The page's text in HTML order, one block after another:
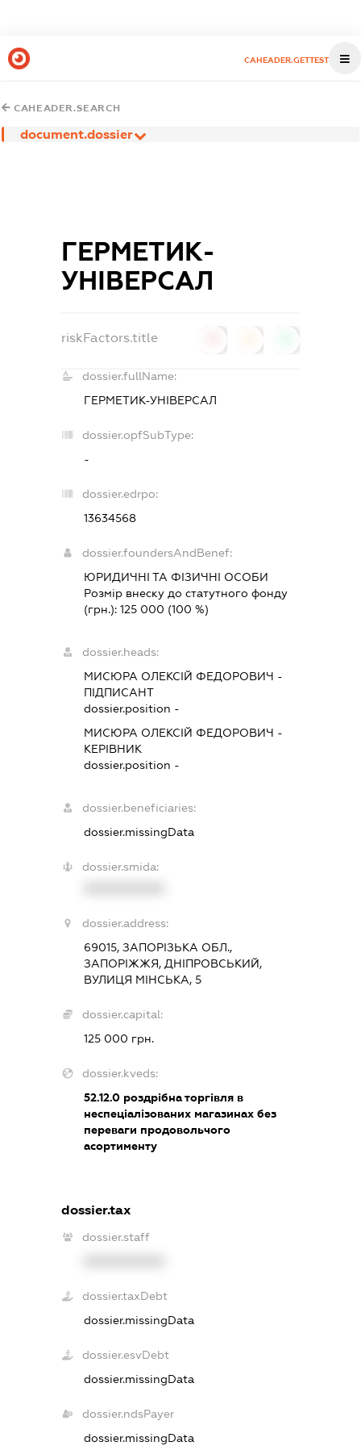
CAHEADER.GETTEST
CAHEADER.SEARCH
document.dossier
ГЕРМЕТИК-
УНІВЕРСАЛ
riskFactors.title
dossier.fullName:
ГЕРМЕТИК-УНІВЕРСАЛ
dossier.opfSubType:
-
dossier.edrpo:
13634568
dossier.foundersAndBenef:
ЮРИДИЧНІ ТА ФІЗИЧНІ ОСОБИ
Розмір внеску до статутного фонду
(грн.):125 000 (100 %)
dossier.heads:
МИСЮРА ОЛЕКСІЙ ФЕДОРОВИЧ -
ПІДПИСАНТ
dossier.position -
МИСЮРА ОЛЕКСІЙ ФЕДОРОВИЧ -
КЕРІВНИК
dossier.position -
dossier.beneficiaries:
dossier.missingData
dossier.smida:
dossier.address:
69015, ЗАПОРІЗЬКА ОБЛ.,
ЗАПОРІЖЖЯ, ДНІПРОВСЬКИЙ,
ВУЛИЦЯ МІНСЬКА, 5
dossier.capital:
125 000 грн.
dossier.kveds:
52.12.0 роздрібна торгівля в
неспеціалізованих магазинах без
переваги продовольчого
асортименту
dossier.tax
dossier.staff
dossier.taxDebt
dossier.missingData
dossier.esvDebt
dossier.missingData
dossier.ndsPayer
dossier.missingData